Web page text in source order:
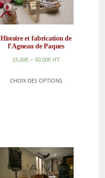
Histoire et fabrication de
l’Agneau de Paques
15,00€– 50,00€ HT
CHOIX DES OPTIONS